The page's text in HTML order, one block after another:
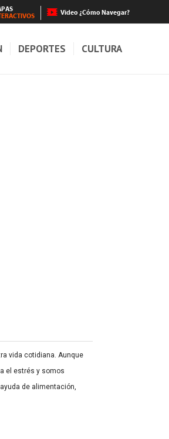
Video ¿Cómo Navegar?
DEPORTES CULTURA
vida cotidiana. Aunque
el estrés y somos
de alimentación,